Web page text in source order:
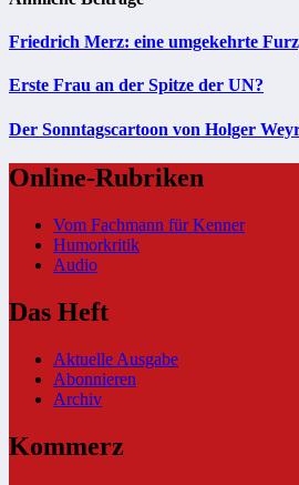
Friedrich Merz: eine umgekehrte
Erste Frau an der Spitze der UN?
Der Sonntagscartoon von Holger
Online-Rubriken
Vom Fachmann für Kenner
Humorkritik
Audio
Das Heft
Aktuelle Ausgabe
Abonnieren
Archiv
Kommerz